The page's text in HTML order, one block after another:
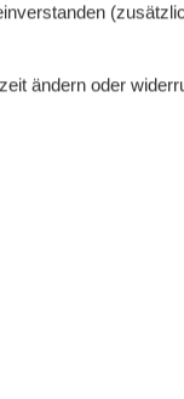
ändern oder